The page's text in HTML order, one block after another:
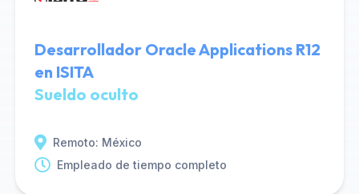
Desarrollador Oracle Applications R12
en ISITA
Sueldo oculto
Remoto: México
Empleado de tiempo completo